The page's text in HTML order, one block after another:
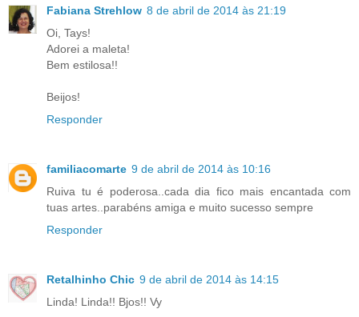
Fabiana Strehlow 8 de abril de 2014 às 21:19
Oi, Tays!
Adorei a maleta!
Bem estilosa!!
Beijos!
Responder
familiacomarte 9 de abril de 2014 às 10:16
Ruiva tu é poderosa..cada dia fico mais encantada com
tuas artes..parabéns amiga e muito sucesso sempre
Responder
Retalhinho Chic 9 de abril de 2014 às 14:15
Linda! Linda!! Bjos!! Vy